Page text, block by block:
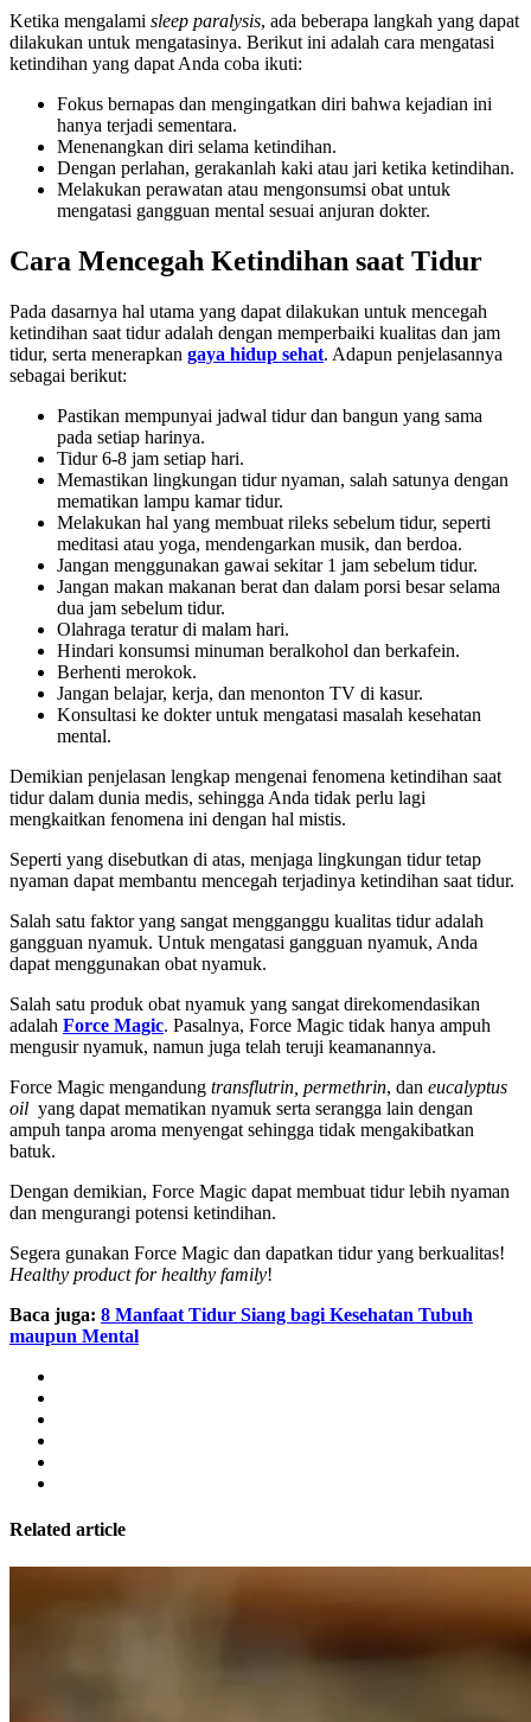
Ketika mengalami sleep paralysis, ada beberapa langkah yang dapat
dilakukan untuk mengatasinya. Berikut ini adalah cara mengatasi
ketindihan yang dapat Anda coba ikuti:
Fokus bernapas dan mengingatkan diri bahwa kejadian ini
hanya terjadi sementara.
Menenangkan diri selama ketindihan.
Dengan perlahan, gerakanlah kaki atau jari ketika ketindihan.
Melakukan perawatan atau mengonsumsi obat untuk
mengatasi gangguan mental sesuai anjuran dokter.
Cara Mencegah Ketindihan saat Tidur
Pada dasarnya hal utama yang dapat dilakukan untuk mencegah
ketindihan saat tidur adalah dengan memperbaiki kualitas dan jam
tidur, serta menerapkan gaya hidup sehat. Adapun penjelasannya
sebagai berikut:
Pastikan mempunyai jadwal tidur dan bangun yang sama
pada setiap harinya.
Tidur 6-8 jam setiap hari.
Memastikan lingkungan tidur nyaman, salah satunya dengan
mematikan lampu kamar tidur.
Melakukan hal yang membuat rileks sebelum tidur, seperti
meditasi atau yoga, mendengarkan musik, dan berdoa.
Jangan menggunakan gawai sekitar 1 jam sebelum tidur.
Jangan makan makanan berat dan dalam porsi besar selama
dua jam sebelum tidur.
Olahraga teratur di malam hari.
Hindari konsumsi minuman beralkohol dan berkafein.
Berhenti merokok.
Jangan belajar, kerja, dan menonton TV di kasur.
Konsultasi ke dokter untuk mengatasi masalah kesehatan
mental.
Demikian penjelasan lengkap mengenai fenomena ketindihan saat
tidur dalam dunia medis, sehingga Anda tidak perlu lagi
mengkaitkan fenomena ini dengan hal mistis.
Seperti yang disebutkan di atas, menjaga lingkungan tidur tetap
nyaman dapat membantu mencegah terjadinya ketindihan saat tidur.
Salah satu faktor yang sangat mengganggu kualitas tidur adalah
gangguan nyamuk. Untuk mengatasi gangguan nyamuk, Anda
dapat menggunakan obat nyamuk.
Salah satu produk obat nyamuk yang sangat direkomendasikan
adalah Force Magic. Pasalnya, Force Magic tidak hanya ampuh
mengusir nyamuk, namun juga telah teruji keamanannya.
Force Magic mengandung transflutrin, permethrin, dan eucalyptus
oil yang dapat mematikan nyamuk serta serangga lain dengan
ampuh tanpa aroma menyengat sehingga tidak mengakibatkan
batuk.
Dengan demikian, Force Magic dapat membuat tidur lebih nyaman
dan mengurangi potensi ketindihan.
Segera gunakan Force Magic dan dapatkan tidur yang berkualitas!
Healthy product for healthy family!
Baca juga: 8 Manfaat Tidur Siang bagi Kesehatan Tubuh
maupun Mental
Related article